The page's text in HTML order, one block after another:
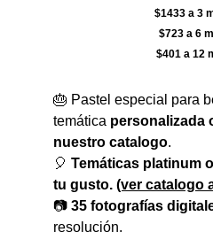
🎂 Pastel especial para
temática personalizada
nuestro catalogo.
🎈 Temáticas platinum
tu gusto. (ver catalogo
📷 35 fotografías
resolución.
$1433 a 3
$723 a 6
$401 a 12